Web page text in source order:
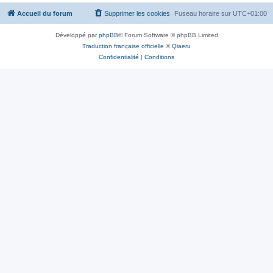
Accueil du forum Fuseau horaire sur UTC+01:00
Supprimer les cookies
Développé parphpBB® Forum Software © phpBB Limited
Traduction française officielle ©Qiaeru
Confidentialité | Conditions